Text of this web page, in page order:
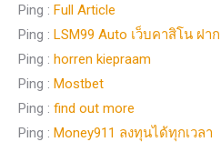
Ping : Full Article
Ping : LSM99 Auto เว็บคาสิโน ฝา
Ping : horren kiepraam
Ping : Mostbet
Ping : find out more
Ping : Money911 ลงทุนได้ทุกเวลา